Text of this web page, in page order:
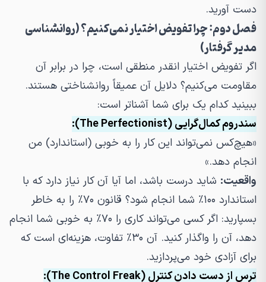
دست آورید.
فصل دوم: چرا تفویض اختیار نمی‌کنیم؟ (روانشناسی
مدیر گرفتار)
اگر تفویض اختیار انقدر منطقی است، چرا در برابر آن
مقاومت می‌کنیم؟ دلایل آن عمیقاً روانشناختی هستند.
ببینید کدام یک برای شما آشناتر است:
سندروم کمال‌گرایی (The Perfectionist):
«هیچ‌کس نمی‌تواند این کار را به خوبی (استاندارد) من
انجام دهد.»
واقعیت: شاید درست باشد، اما آیا آن کار نیاز دارد که با
استاندارد ۱۰۰٪ شما انجام شود؟ قانون ۷۰٪ را به خاطر
بسپارید: اگر کسی می‌تواند کاری را ۷۰٪ به خوبی شما انجام
دهد، آن را واگذار کنید. آن ۳۰٪ تفاوت، هزینه‌ای است که
برای آزادی خود می‌پردازید.
ترس از دست دادن کنترل (The Control Freak):